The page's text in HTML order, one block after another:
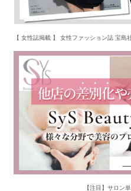
【 女性誌掲載 】 女性ファッション誌 宝島
【注目】サロ